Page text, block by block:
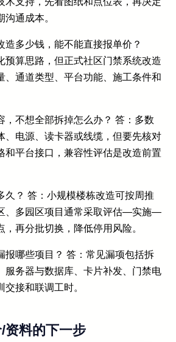
通成本。
造多少钱，能不能直接报单价？
预算思路，但正式社区门禁系统改造
、通道类型、平台功能、施工条件和
，不想全部拆掉怎么办？ 答：多数
、电源、读卡器或线缆，但要先核对
和平台接口，兼容性评估是改造前置
久？ 答：小规模楼栋改造可按周推
、多园区项目通常采取评估—实施—
再分批切换，降低停用风险。
报哪些项目？ 答：常见漏项包括拆
服务器与数据库、卡片补发、门禁电
接和联调工时。
资料的下一步